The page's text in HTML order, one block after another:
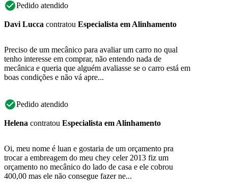
Pedido atendido
Davi Lucca contratou Especialista em Alinhamento
Preciso de um mecânico para avaliar um carro no qual
tenho interesse em comprar, não entendo nada de
mecânica e queria que alguém avaliasse se o carro está em
boas condições e não vá apre...
Pedido atendido
Helena contratou Especialista em Alinhamento
Oi, meu nome é luan e gostaria de um orçamento pra
trocar a embreagem do meu chey celer 2013 fiz um
orçamento no mecânico do lado de casa e ele cobrou
400,00 mas ele não consegue fazer ne...